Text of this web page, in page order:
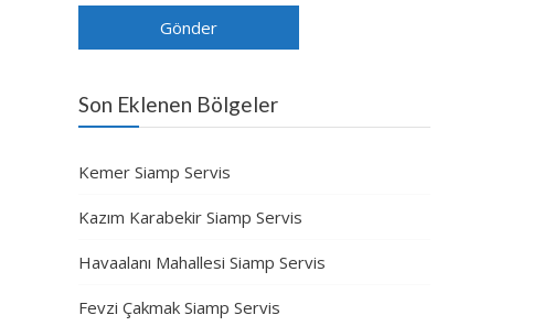
Son Eklenen Bölgeler
Kemer Siamp Servis
Kazım Karabekir Siamp Servis
Havaalanı Mahallesi Siamp Servis
Fevzi Çakmak Siamp Servis